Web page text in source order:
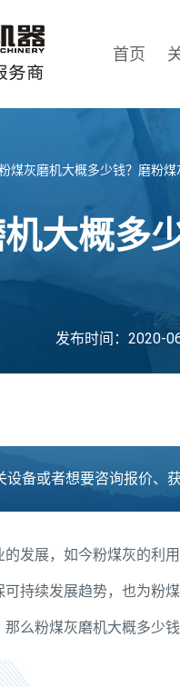
首页
煤灰磨机大概多少钱？磨粉
大概多
发布时间：2020-
设备或者想要咨询报价、
发展，如今粉煤灰的利用
持续发展趋势，也为粉
么粉煤灰磨机大概多少